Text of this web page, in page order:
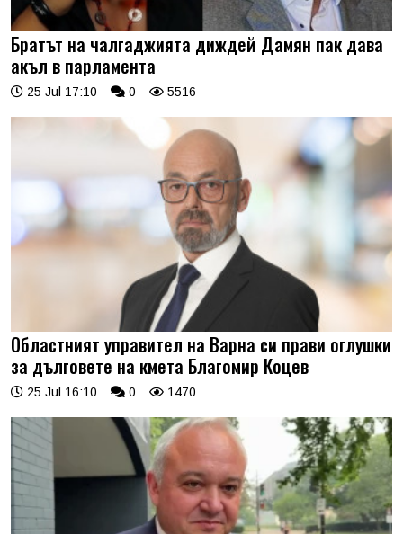
Братът на чалгаджията диждей Дамян пак дава
акъл в парламента
25 Jul 17:10 0 5516
Областният управител на Варна си прави оглушки
за дълговете на кмета Благомир Коцев
25 Jul 16:10 0 1470